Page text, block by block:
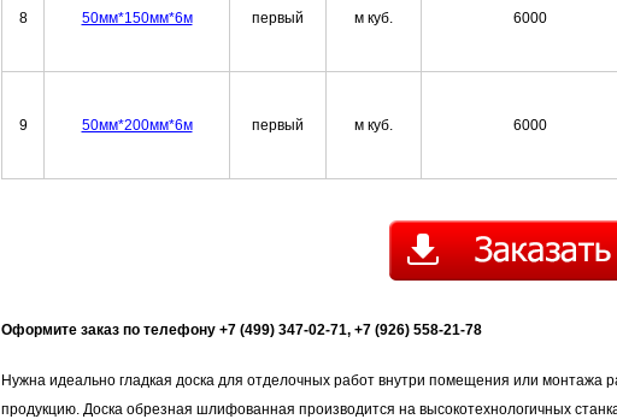
8 50мм*150мм*6м первый м куб. 6000
9 50мм*200мм*6м первый м куб. 6000
Оформите заказ по телефону +7 (499) 347-02-71, +7 (926) 558-21-78
Нужна идеально гладкая доска для отделочных работ внутри помещения или монтажа
продукцию. Доска обрезная шлифованная производится на высокотехнологичных